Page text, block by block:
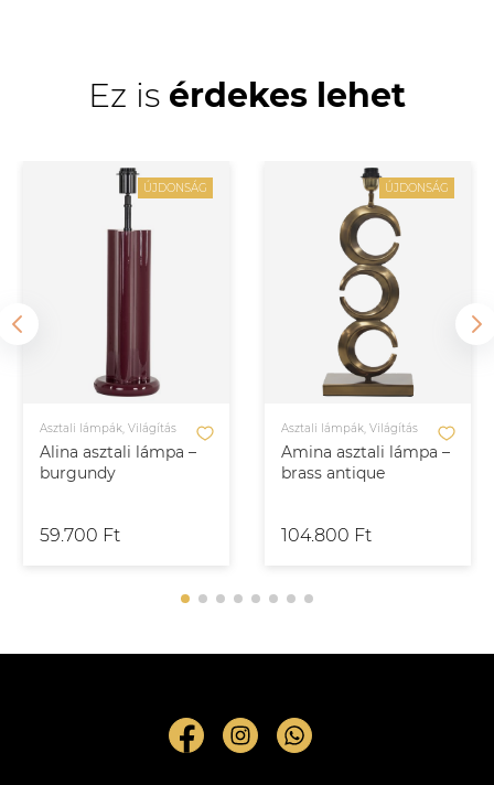
Ez is érdekes lehet
ÚJDONSÁG
Alina asztali lámpa –
burgundy
Asztali lámpák, Világítás
59.700 Ft
ÚJDONSÁG
Amina asztali lámpa –
brass antique
Asztali lámpák, Világítás
104.800 Ft